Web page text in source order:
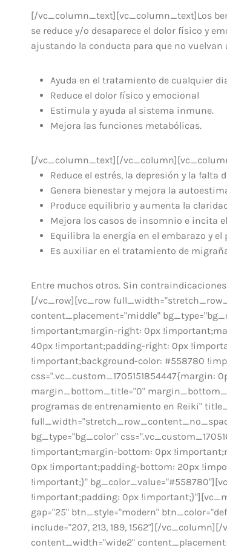
[/vc_column_text][vc_column_text]Los
se reduce y/o desaparece el dolor físico y
ajustando la conducta para que no
Ayuda en el tratamiento de cualquier
Reduce el dolor físico y emocional
Estimula y ayuda al sistema inmune.
Mejora las funciones metabólicas.
[/vc_column_text][/
Reduce el estrés, la depresión y la falta
Genera bienestar y mejora la
Produce equilibrio y aumenta la
Mejora los casos de insomnio e incita
Equilibra la energía en el embarazo y el
Es auxiliar en el tratamiento de
Entre muchos otros. Sin
[/vc_row][vc_row
content_placement="middle"
!important;margin-right: 0px
40px !important;padding-right: 0px
!important;background-color: #558780
margin_bottom_title="0"
programas de entrenamiento en Reiki"
bg_type="bg_color"
!important;margin-bottom: 0px
0px !important;padding-bottom: 20px
!important;}"
!important;padding: 0px
gap="25" btn_style="modern"
include="207, 213, 189, 1562"][/
content_width="wide2"